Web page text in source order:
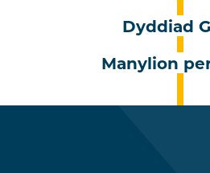
Dyddiad
Manylion